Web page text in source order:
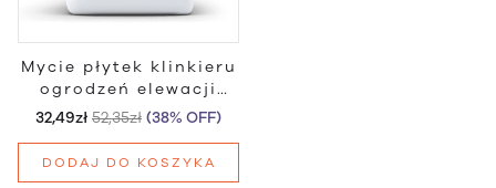
Mycie płytek klinkieru
ogrodzeń elewacji
Ceramika Plus
32,49zł 52,35zł (38% OFF)
DODAJ DO KOSZYKA